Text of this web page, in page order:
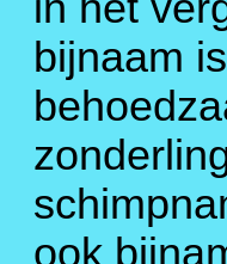
bijnaam
ook